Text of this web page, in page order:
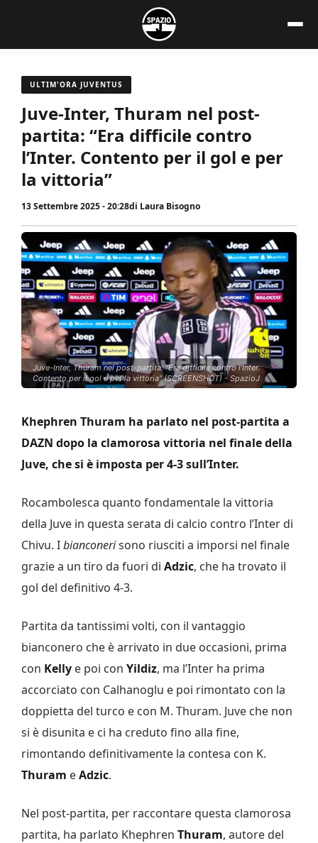
contenuto
ULTIM'ORA JUVENTUS
Juve-Inter, Thuram nel post-
partita: “Era difficile contro
l’Inter. Contento per il gol e per
la vittoria”
13 Settembre 2025 - 20:28di Laura Bisogno
Juve-Inter, Thuram nel post-partita: "Era difficile contro l'Inter.
Contento per il gol e per la vittoria" (SCREENSHOT) - SpazioJ
Khephren Thuram ha parlato nel post-partita a
DAZN dopo la clamorosa vittoria nel finale della
Juve, che si è imposta per 4-3 sull’Inter.
Rocambolesca quanto fondamentale la vittoria
della Juve in questa serata di calcio contro l’Inter di
Chivu. Ibianconerisono riusciti a imporsi nel finale
grazie a un tiro da fuori di Adzic, che ha trovato il
gol del definitivo 4-3.
Partita da tantissimi volti, con il vantaggio
bianconero che è arrivato in due occasioni, prima
con Kelly e poi con Yildiz, ma l’Inter ha prima
accorciato con Calhanoglu e poi rimontato con la
doppietta del turco e con M. Thuram. Juve che non
si è disunita e ci ha creduto fino alla fine,
rimontando definitivamente la contesa con K.
Thuram eAdzic.
Nel post-partita, per raccontare questa clamorosa
partita, ha parlato Khephren Thuram, autore del